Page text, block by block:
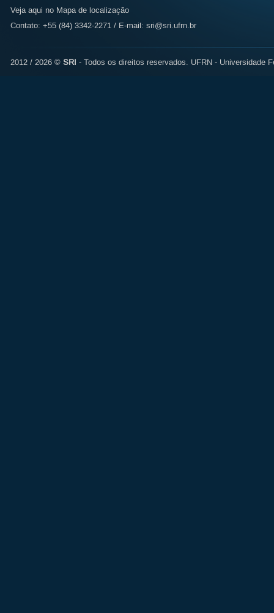
Veja aqui no Mapa de localização
Contato: +55 (84) 3342-2271 / E-mail: sri@sri.ufrn.br
2012 / 2026 © SRI - Todos os direitos reservados. UFRN - Universidade